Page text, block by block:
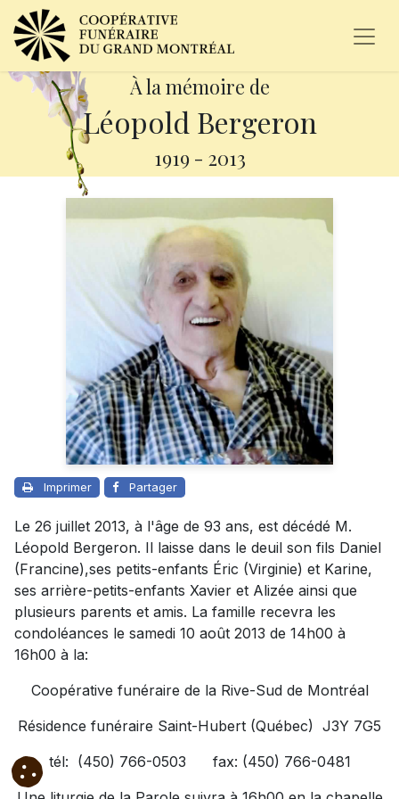
À la mémoire de
Léopold Bergeron
1919 - 2013
Imprimer Partager
Le 26 juillet 2013, à l'âge de 93 ans, est décédé M.
Léopold Bergeron. Il laisse dans le deuil son fils Daniel
(Francine),ses petits-enfants Éric (Virginie) et Karine,
ses arrière-petits-enfants Xavier et Alizée ainsi que
plusieurs parents et amis. La famille recevra les
condoléances le samedi 10 août 2013 de 14h00 à
16h00 à la:
Coopérative funéraire de la Rive-Sud de Montréal
Résidence funéraire Saint-Hubert (Québec) J3Y 7G5
tél: (450) 766-0503 fax: (450) 766-0481